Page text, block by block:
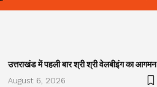
उत्तराखंड में पहली बार श्री श्री वेलबीइंग का आगमन
August 6, 2026